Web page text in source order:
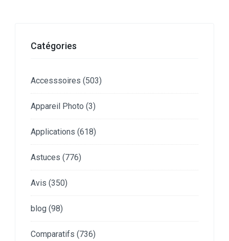
Catégories
Accesssoires (503)
Appareil Photo (3)
Applications (618)
Astuces (776)
Avis (350)
blog (98)
Comparatifs (736)